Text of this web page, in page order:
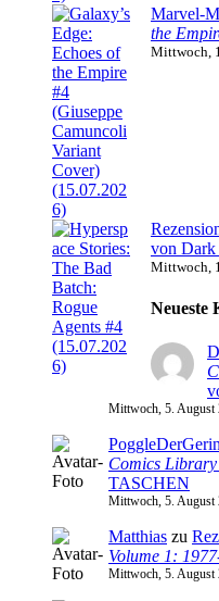
Marvel-
the
Mittwoch,
von Dark
Mittwoch,
Neueste
Mittwoch, 5. August
Comics
TASCHEN
Mittwoch, 5. August
Matthias zu
Volume 1:
Mittwoch, 5. August